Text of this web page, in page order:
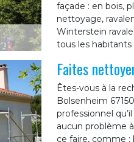
façade : en bois,
nettoyage,
Winterstein
tous les
Faites
Êtes-vous à la
Bolsenheim
professionnel
aucun problème
ce faire, comme